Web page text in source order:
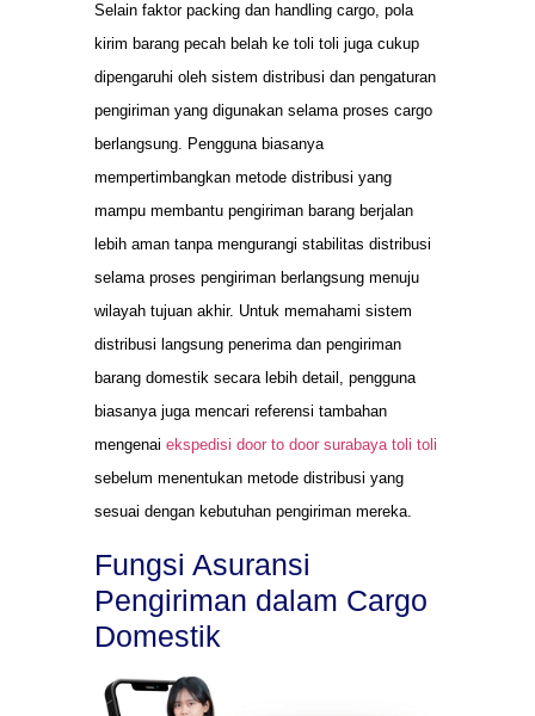
Selain faktor packing dan handling cargo, pola
kirim barang pecah belah ke toli toli juga cukup
dipengaruhi oleh sistem distribusi dan pengaturan
pengiriman yang digunakan selama proses cargo
berlangsung. Pengguna biasanya
mempertimbangkan metode distribusi yang
mampu membantu pengiriman barang berjalan
lebih aman tanpa mengurangi stabilitas distribusi
selama proses pengiriman berlangsung menuju
wilayah tujuan akhir. Untuk memahami sistem
distribusi langsung penerima dan pengiriman
barang domestik secara lebih detail, pengguna
biasanya juga mencari referensi tambahan
mengenai ekspedisi door to door surabaya toli toli
sebelum menentukan metode distribusi yang
sesuai dengan kebutuhan pengiriman mereka.
Fungsi Asuransi
Pengiriman dalam Cargo
Domestik